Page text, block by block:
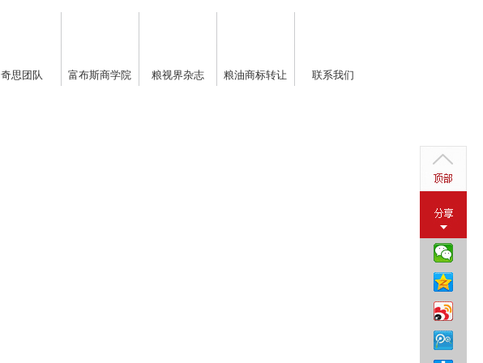
奇思团队 富布斯商学院 粮视界杂志 粮油商标转让 联系我们